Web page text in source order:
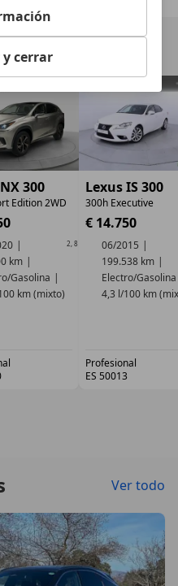
y cerrar
300
Edition 2WD
km
Gasolina
km (mixto)
2 8
Lexus IS 300
300h Executive
€ 14.750
06/2015
199.538 km
Electro/Gasolina
4,3 l/100 km
Profesional
ES 50013
Ver todo